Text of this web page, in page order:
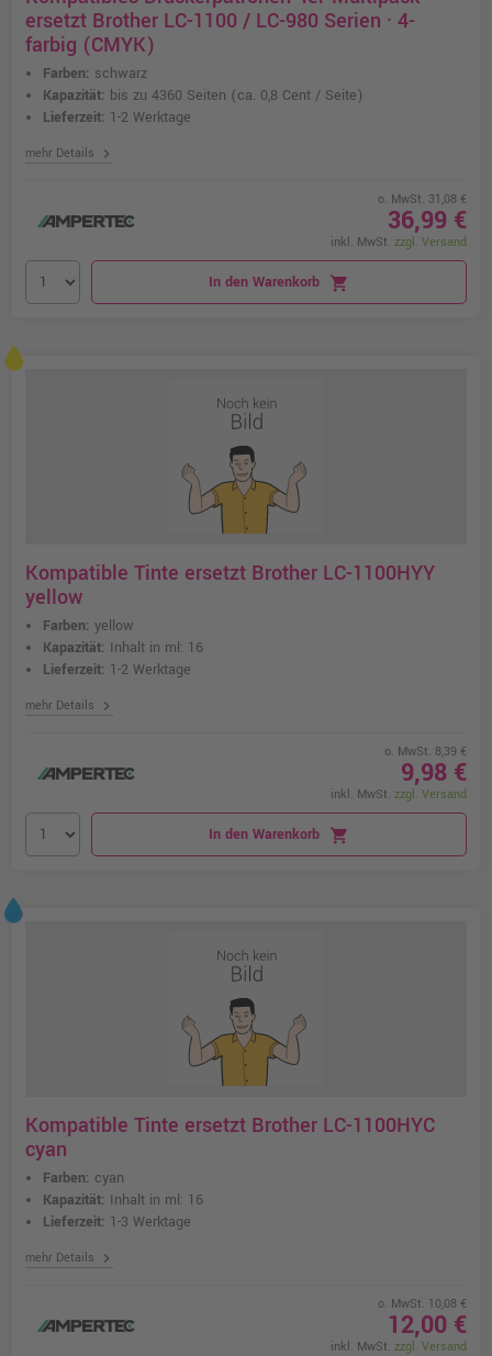
ersetzt Brother LC-1100 / LC-980 Serien · 4-
farbig (CMYK)
Farben: schwarz
Kapazität: bis zu 4360 Seiten (ca. 0,8 Cent / Seite)
Lieferzeit: 1-2 Werktage
mehr Details chevron_right
o. MwSt. 31,08 €
36,99 €
inkl. MwSt. zzgl. Versand
In den Warenkorb shopping_cart
Kompatible Tinte ersetzt Brother LC-1100HYY
yellow
Farben: yellow
Kapazität: Inhalt in ml: 16
Lieferzeit: 1-2 Werktage
mehr Details chevron_right
o. MwSt. 8,39 €
9,98 €
inkl. MwSt. zzgl. Versand
In den Warenkorb shopping_cart
Kompatible Tinte ersetzt Brother LC-1100HYC
cyan
Farben: cyan
Kapazität: Inhalt in ml: 16
Lieferzeit: 1-3 Werktage
mehr Details chevron_right
o. MwSt. 10,08 €
12,00 €
inkl. MwSt. zzgl. Versand